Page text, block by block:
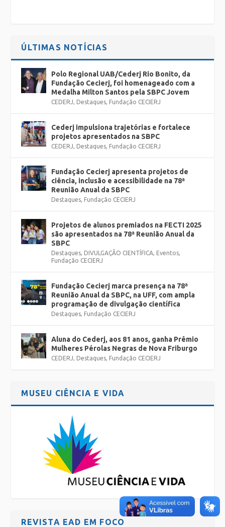
ÚLTIMAS NOTÍCIAS
Polo Regional UAB/Cederj Rio Bonito, da
Fundação Cecierj, foi homenageado com a
Medalha Milton Santos pela SBPC Jovem
CEDERJ Destaques Fundação CECIERJ
Cederj impulsiona trajetórias e fortalece
projetos apresentados na SBPC
CEDERJ Destaques Fundação CECIERJ
Fundação Cecierj apresenta projetos de
ciência, inclusão e acessibilidade na 78ª
Reunião Anual da SBPC
Destaques Fundação CECIERJ
Projetos de alunos premiados na FECTI 2025
são apresentados na 78ª Reunião Anual da
SBPC
Destaques DIVULGAÇÃO CIENTÍFICA Eventos
Fundação CECIERJ
Fundação Cecierj marca presença na 78ª
Reunião Anual da SBPC, na UFF, com ampla
programação de divulgação científica
Destaques Fundação CECIERJ
Aluna do Cederj, aos 81 anos, ganha Prêmio
Mulheres Pérolas Negras de Nova Friburgo
CEDERJ Destaques Fundação CECIERJ
MUSEU CIÊNCIA E VIDA
REVISTA EAD EM FOCO